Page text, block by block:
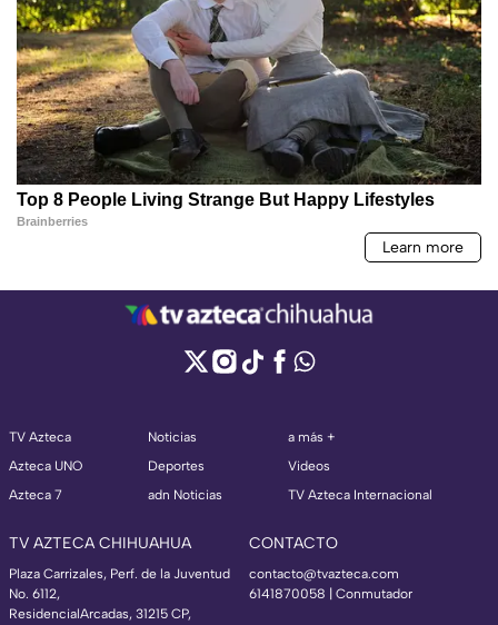
TV Azteca
Azteca UNO
Azteca 7
Noticias
Deportes
adn Noticias
a más +
Videos
TV Azteca Internacional
TV AZTECA CHIHUAHUA
Plaza Carrizales, Perf. de la Juventud
No. 6112,
ResidencialArcadas, 31215 CP,
CONTACTO
contacto@tvazteca.com
6141870058 | Conmutador